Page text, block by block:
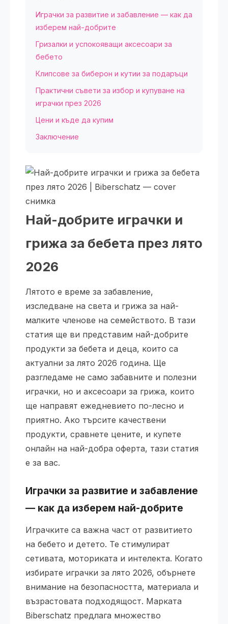
Играчки за развитие и забавление — как да
изберем най-добрите
Гризалки и успокояващи аксесоари за
бебето
Клипсове за биберон и кутии за подаръци
Практични съвети за избор и купуване на
играчки през 2026
Цени и къде да купим
Заключение
Най-добрите играчки и
грижа за бебета през лято
2026
Лятото е време за забавление,
изследване на света и грижа за най-
малките членове на семейството. В тази
статия ще ви представим най-добрите
продукти за бебета и деца, които са
актуални за лято 2026 година. Ще
разгледаме не само забавните и полезни
играчки, но и аксесоари за грижа, които
ще направят ежедневието по-лесно и
приятно. Ако търсите качествени
продукти, сравнете цените, и купете
онлайн на най-добра оферта, тази статия
е за вас.
Играчки за развитие и забавление
— как да изберем най-добрите
Играчките са важна част от развитието
на бебето и детето. Те стимулират
сетивата, моториката и интелекта. Когато
избирате играчки за лято 2026, обърнете
внимание на безопасността, материала и
възрастовата подходящост. Марката
Biberschatz предлага множество